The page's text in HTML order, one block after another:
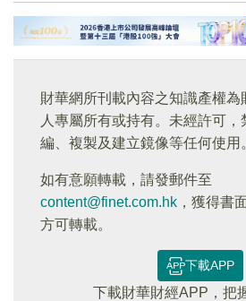
財華網所刊載內容之知識產權為
人專屬所有或持有。未經許可
編、複製及建立鏡像等任何使用
如有意願轉載，請發郵件至
content@finet.com.hk ，獲得書
方可轉載。
下載APP
下載財華財經APP，把